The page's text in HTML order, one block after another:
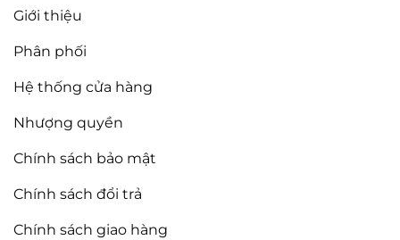
Giới thiệu
Phân phối
Hệ thống cửa hàng
Nhượng quyền
Chính sách bảo mật
Chính sách đổi trả
Chính sách giao hàng